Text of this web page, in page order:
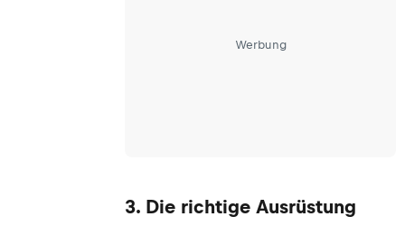
Werbung
3. Die richtige Ausrüstung